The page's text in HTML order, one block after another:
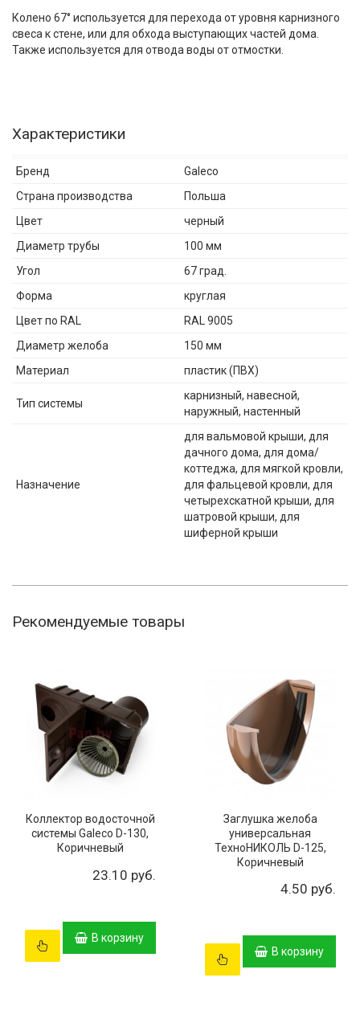
Колено 67° используется для перехода от уровня карнизного
свеса к стене, или для обхода выступающих частей дома.
Также используется для отвода воды от отмостки.
Характеристики
Бренд
Galeco
Страна производства
Польша
Цвет
черный
Диаметр трубы
100 мм
Угол
67 град.
Форма
круглая
Цвет по RAL
RAL 9005
Диаметр желоба
150 мм
Материал
пластик (ПВХ)
Тип системы
карнизный, навесной,
наружный, настенный
Назначение
для вальмовой крыши, для
дачного дома, для дома/
коттеджа, для мягкой кровли,
для фальцевой кровли, для
четырехскатной крыши, для
шатровой крыши, для
шиферной крыши
Рекомендуемые товары
Коллектор водосточной
системы Galeco D-130,
Коричневый
23.10 руб.
В корзину
Заглушка желоба
универсальная
ТехноНИКОЛЬ D-125,
Коричневый
4.50 руб.
В корзину